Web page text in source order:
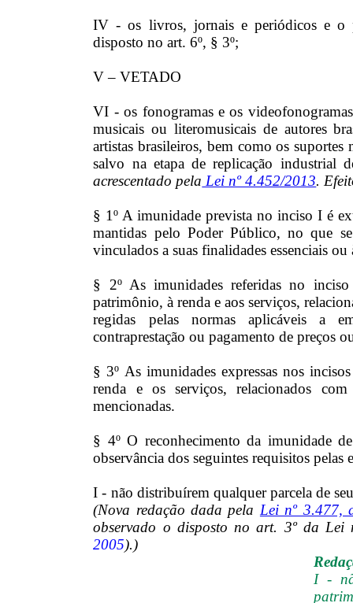
IV - os livros, jornais e periódicos e o
disposto no art. 6º, § 3º;
V – VETADO
VI - os fonogramas e os
musicais ou literomusicais de autores
artistas brasileiros, bem como os
salvo na etapa de replicação industrial
acrescentado pela Lei nº 4.452/2013.
§ 1º A imunidade prevista no inciso I é
mantidas pelo Poder Público, no que
vinculados a suas finalidades essenciais ou
§ 2º As imunidades referidas no
patrimônio, à renda e aos serviços,
regidas pelas normas aplicáveis a
contraprestação ou pagamento de preços
§ 3º As imunidades expressas nos
renda e os serviços, relacionados com
mencionadas.
§ 4º O reconhecimento da imunidade
observância dos seguintes requisitos pelas
I - não distribuírem qualquer parcela de
(Nova redação dada pela Lei nº 3.477,
observado o disposto no art. 3º da Lei
2005).)
I -